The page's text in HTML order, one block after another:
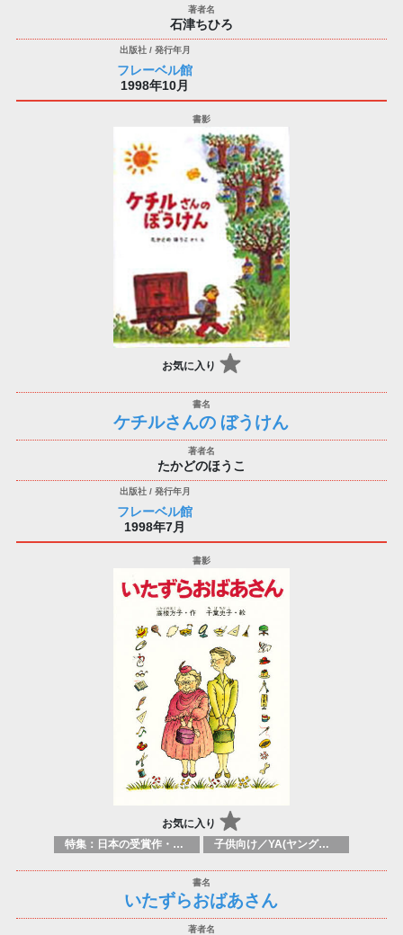
石津ちひろ
フレーベル館
1998年10月
お気に入り
ケチルさんの ぼうけん
たかどのほうこ
フレーベル館
1998年7月
お気に入り
特集：日本の受賞作・ノミネート作品特集 子供向け／YA(ヤングアダルト)向けのフィクション：一般、近現代小説
いたずらおばあさん